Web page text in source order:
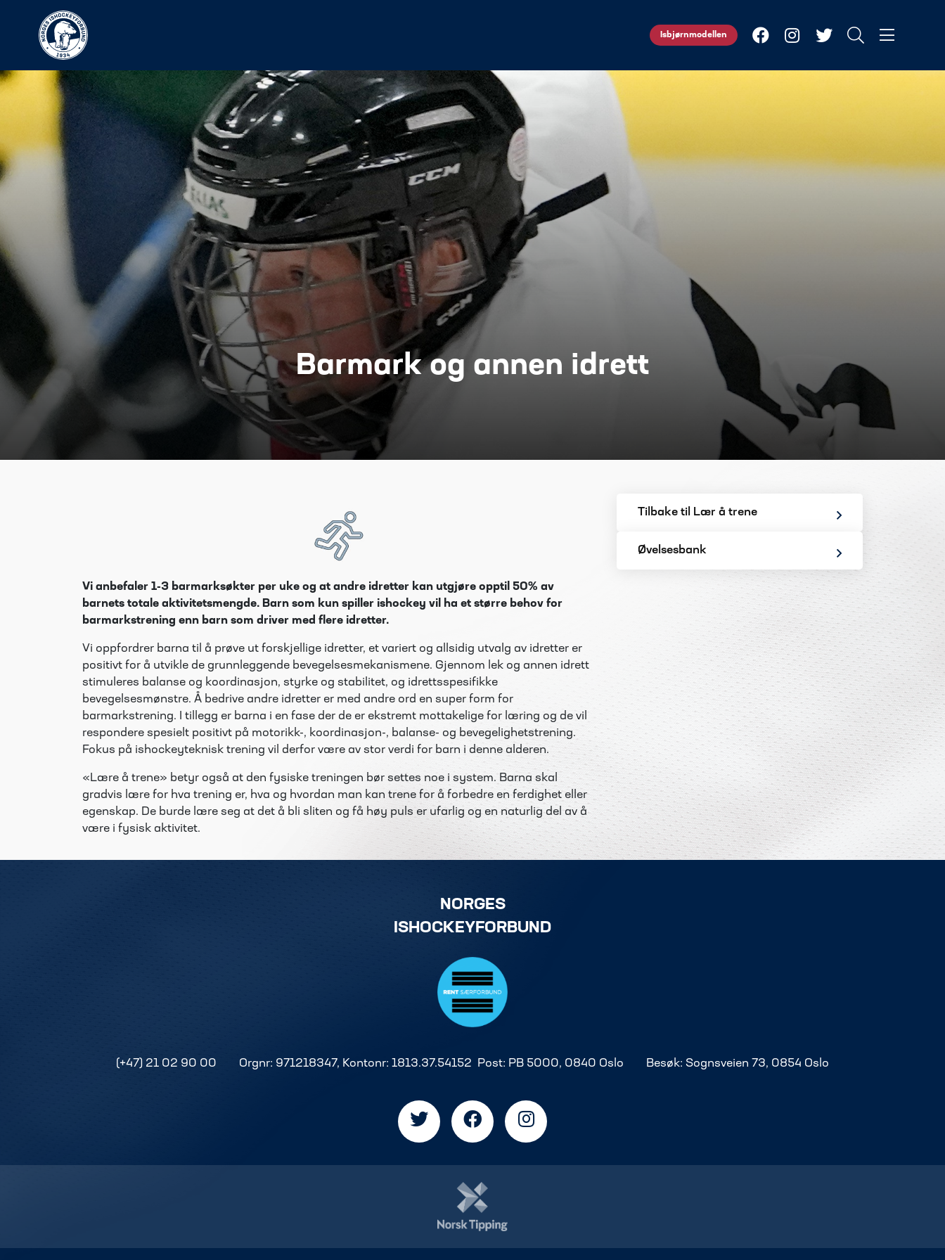
Isbjørnmodellen
Barmark og annen idrett
Vi anbefaler 1-3 barmarksøkter per uke og at andre idretter kan utgjøre opptil 50% av
barnets totale aktivitetsmengde. Barn som kun spiller ishockey vil ha et større behov for
barmarkstrening enn barn som driver med flere idretter.
Vi oppfordrer barna til å prøve ut forskjellige idretter, et variert og allsidig utvalg av idretter er
positivt for å utvikle de grunnleggende bevegelsesmekanismene. Gjennom lek og annen idrett
stimuleres balanse og koordinasjon, styrke og stabilitet, og idrettsspesifikke
bevegelsesmønstre. Å bedrive andre idretter er med andre ord en super form for
barmarkstrening. I tillegg er barna i en fase der de er ekstremt mottakelige for læring og de vil
respondere spesielt positivt på motorikk-, koordinasjon-, balanse- og bevegelighetstrening.
Fokus på ishockeyteknisk trening vil derfor være av stor verdi for barn i denne alderen.
«Lære å trene» betyr også at den fysiske treningen bør settes noe i system. Barna skal
gradvis lære for hva trening er, hva og hvordan man kan trene for å forbedre en ferdighet eller
egenskap. De burde lære seg at det å bli sliten og få høy puls er ufarlig og en naturlig del av å
være i fysisk aktivitet.
Tilbake til Lær å trene
Øvelsesbank
NORGES
ISHOCKEYFORBUND
(+47) 21 02 90 00 Orgnr: 971218347, Kontonr: 1813.37.54152 Post: PB 5000, 0840 Oslo Besøk: Sognsveien 73, 0854 Oslo